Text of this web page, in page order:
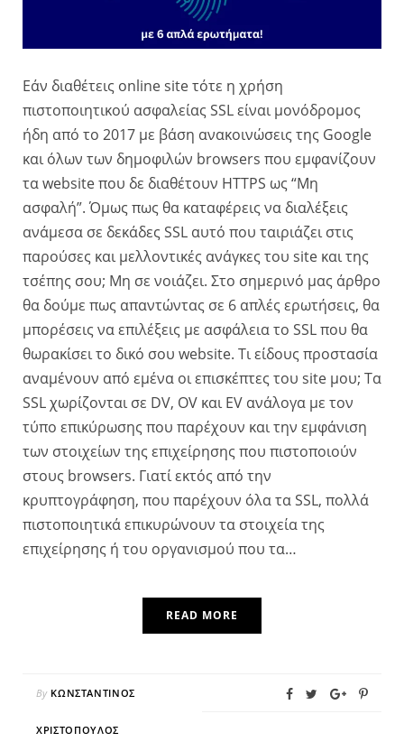
Εάν διαθέτεις online site τότε η χρήση
πιστοποιητικού ασφαλείας SSL είναι μονόδρομος
ήδη από το 2017 με βάση ανακοινώσεις της Google
και όλων των δημοφιλών browsers που εμφανίζουν
τα website που δε διαθέτουν HTTPS ως “Μη
ασφαλή”. Όμως πως θα καταφέρεις να διαλέξεις
ανάμεσα σε δεκάδες SSL αυτό που ταιριάζει στις
παρούσες και μελλοντικές ανάγκες του site και της
τσέπης σου; Μη σε νοιάζει. Στο σημερινό μας άρθρο
θα δούμε πως απαντώντας σε 6 απλές ερωτήσεις, θα
μπορέσεις να επιλέξεις με ασφάλεια το SSL που θα
θωρακίσει το δικό σου website. Τι είδους προστασία
αναμένουν από εμένα οι επισκέπτες του site μου; Τα
SSL χωρίζονται σε DV, OV και EV ανάλογα με τον
τύπο επικύρωσης που παρέχουν και την εμφάνιση
των στοιχείων της επιχείρησης που πιστοποιούν
στους browsers. Γιατί εκτός από την
κρυπτογράφηση, που παρέχουν όλα τα SSL, πολλά
πιστοποιητικά επικυρώνουν τα στοιχεία της
επιχείρησης ή του οργανισμού που τα…
READ MORE
By ΚΩΝΣΤΑΝΤΊΝΟΣ
ΧΡΙΣΤΌΠΟΥΛΟΣ